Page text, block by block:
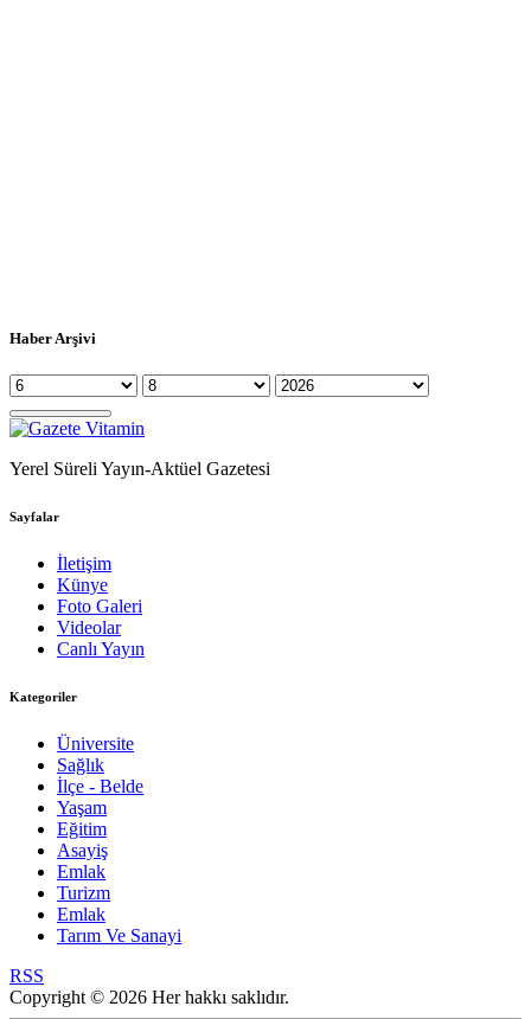
Haber Arşivi
Yerel Süreli Yayın-Aktüel Gazetesi
Sayfalar
İletişim
Künye
Foto Galeri
Videolar
Canlı Yayın
Kategoriler
Üniversite
Sağlık
İlçe - Belde
Yaşam
Eğitim
Asayiş
Emlak
Turizm
Emlak
Tarım Ve Sanayi
RSS
Copyright © 2026 Her hakkı saklıdır.